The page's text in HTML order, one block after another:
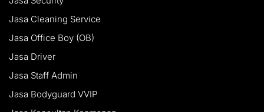
Jasa Cleaning Service
Jasa Office Boy (OB)
Jasa Driver
Jasa Staff Admin
Jasa Bodyguard VVIP